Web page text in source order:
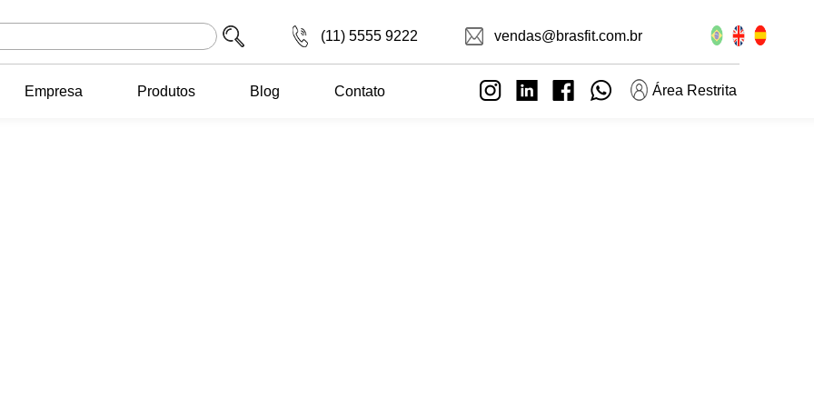
(11) 5555 9222 vendas@brasfit.com.br
Empresa Produtos Blog Contato Área Restrita